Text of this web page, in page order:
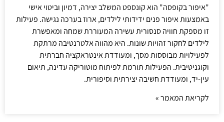
"איפור בקופסה" הוא קונספט המשלב יצירה, דמיון וביטוי אישי
באמצעות איפור פנים ידידותי לילדים, ארוז בערכה נגישה. פעילות
זו מספקת חוויה סנסורית עשירה המעוררת שמחה ומאפשרת
לילדים לחקור זהויות שונות. היא מהווה אלטרנטיבה מרתקת
לפעילויות מבוססות מסך, ומעודדת אינטראקציה חברתית
וקוגניטיבית. הפעילות תורמת לפיתוח מוטוריקה עדינה, תיאום
עין-יד, ומעודדת חשיבה יצירתית וסיפורית.
לקריאת המאמר »